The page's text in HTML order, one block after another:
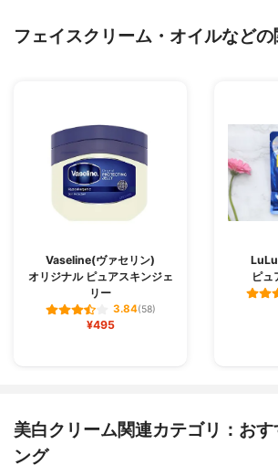
フェイスクリーム・オイルなど
Vaseline(ヴァセリン)
オリジナル ピュアスキンジェ
リー
3.84(58)
¥495
ピュ
美白クリーム関連カテゴリ：お
ング